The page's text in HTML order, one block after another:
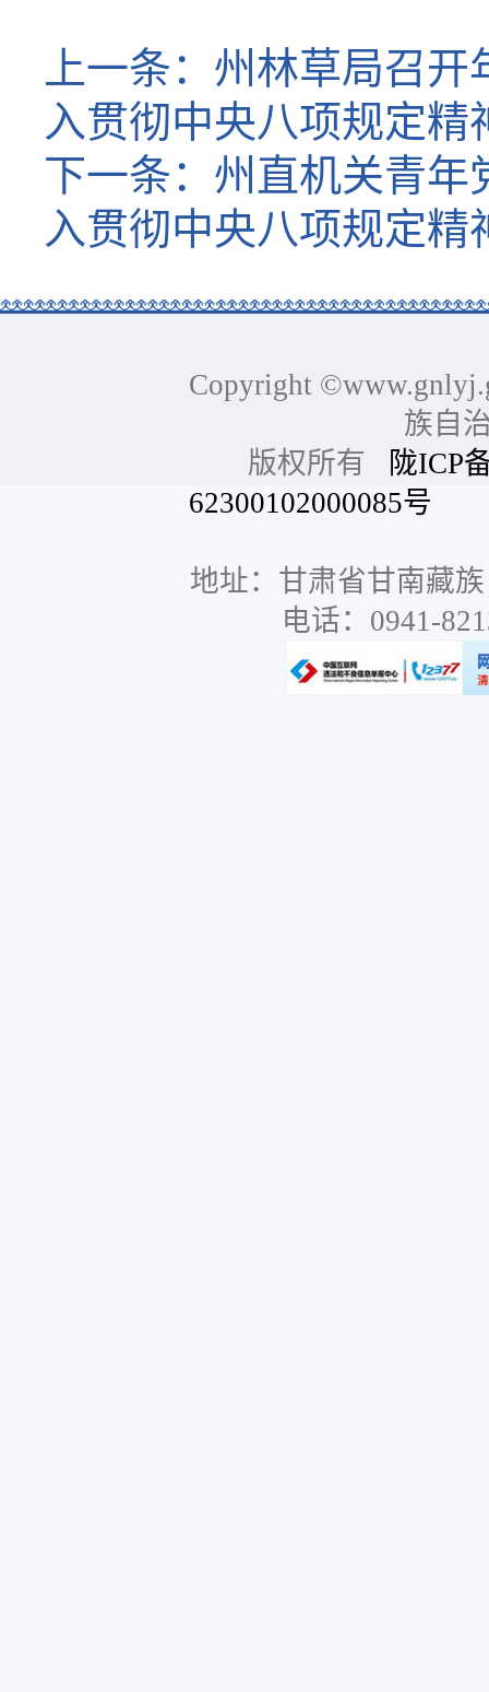
上一条： 州林草局召开
入贯彻中央八项规定
下一条： 州直机关青年
入贯彻中央八项规定
Copyright
族自
版权所有
陇ICP
62300102000085号
地址：甘肃省甘南藏
电话：0941-